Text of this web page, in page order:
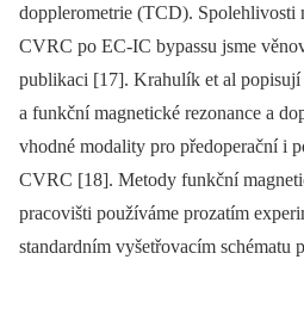
dopplerometrie (TCD). Spolehlivosti
CVRC po EC‑IC bypassu jsme
publikaci [17]. Krahulík et al
a funkční magnetické rezonance a
vhodné modality pro předoperační i
CVRC [18]. Metody funkční
pracovišti používáme prozatím
standardním vyšetřovacím schématu